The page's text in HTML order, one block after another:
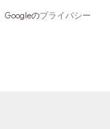
Googleのプライバシー